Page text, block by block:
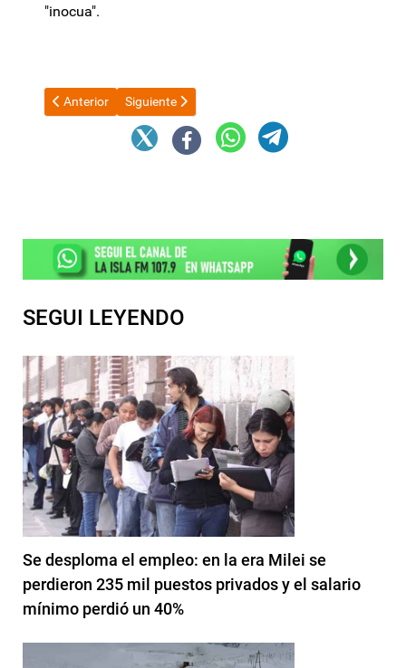
"inocua".
Artículo anterior: Acuerdo Mercosur-UE: Argentina completó
Anterior Artículo siguiente: Senado: hay dictamen sobre
Siguiente
SEGUI LEYENDO
Se desploma el empleo: en la era Milei se
perdieron 235 mil puestos privados y el salario
mínimo perdió un 40%